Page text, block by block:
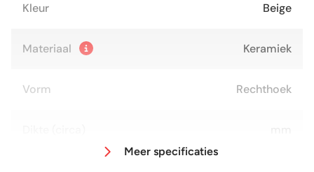
Kleur Beige
Materiaal Keramiek
Vorm Rechthoek
Meer specificaties